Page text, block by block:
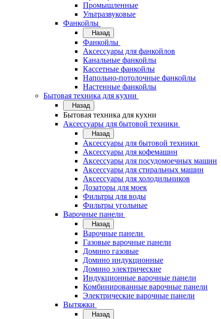
Промышленные
Ультразвуковые
Фанкойлы
Назад
Фанкойлы
Аксессуары для фанкойлов
Канальные фанкойлы
Кассетные фанкойлы
Напольно-потолочные фанкойлы
Настенные фанкойлы
Бытовая техника для кухни
Назад
Бытовая техника для кухни
Аксессуары для бытовой техники
Назад
Аксессуары для бытовой техники
Аксессуары для кофемашин
Аксессуары для посудомоечных машин
Аксессуары для стиральных машин
Аксессуары для холодильников
Дозаторы для моек
Фильтры для воды
Фильтры угольные
Варочные панели
Назад
Варочные панели
Газовые варочные панели
Домино газовые
Домино индукционные
Домино электрические
Индукционные варочные панели
Комбинированные варочные панели
Электрические варочные панели
Вытяжки
Назад